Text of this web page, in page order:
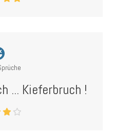
... Kieferbruch !